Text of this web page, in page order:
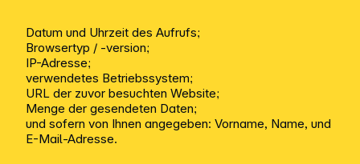
Datum und Uhrzeit des Aufrufs;
Browsertyp / -version;
IP-Adresse;
verwendetes Betriebssystem;
URL der zuvor besuchten Website;
Menge der gesendeten Daten;
und sofern von Ihnen angegeben: Vorname, Name, und
E-Mail-Adresse.